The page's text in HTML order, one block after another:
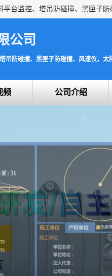
公司
吊防碰撞、黑匣子防碰撞、风速仪，太
频 公司介绍